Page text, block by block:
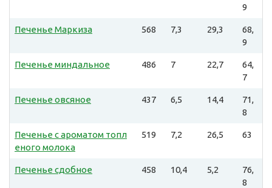
9
Печенье Маркиза 568 7,3 29,3
68,
9
Печенье миндальное 486 7 22,7
64,
7
Печенье овсяное 437 6,5 14,4
71,
8
Печенье с ароматом топл
еного молока
519 7,2 26,5 63
Печенье сдобное 458 10,4 5,2
76,
8